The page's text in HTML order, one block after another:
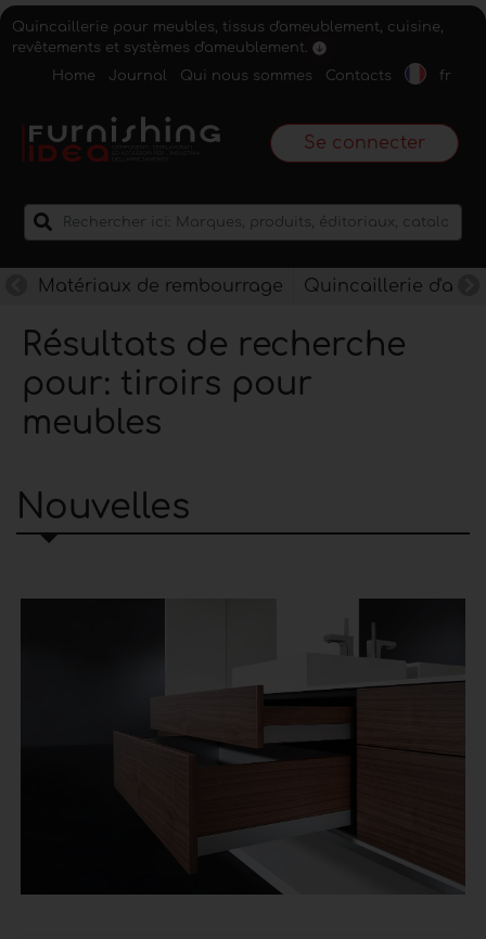
Quincaillerie pour meubles, tissus d'ameublement, cuisine,
revêtements et systèmes d'ameublement.
Home
Journal Qui nous sommes Contacts fr
Se connecter
Matériaux de rembourrage Quincaillerie
Résultats de recherche
pour: tiroirs pour
meubles
Nouvelles